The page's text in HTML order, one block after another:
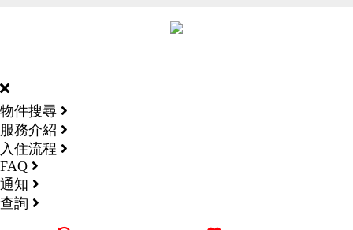
物件搜尋
服務介紹
入住流程
FAQ
通知
查詢